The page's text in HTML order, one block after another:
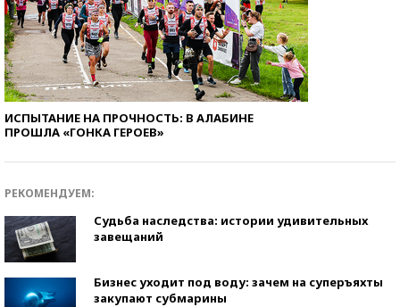
ИСПЫТАНИЕ НА ПРОЧНОСТЬ: В АЛАБИНЕ
ПРОШЛА «ГОНКА ГЕРОЕВ»
РЕКОМЕНДУЕМ:
Судьба наследства: истории удивительных
завещаний
Бизнес уходит под воду: зачем на суперъяхты
закупают субмарины